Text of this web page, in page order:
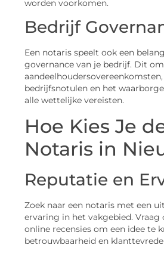
worden voorkomen.
Bedrijf
Een notaris speelt ook een
governance van je bedrijf. Dit
bedrijfsnotulen en het
alle wettelijke vereisten.
Hoe Kies Je
Notaris in
Reputatie en
Zoek naar een notaris met een
ervaring in het vakgebied. Vraag
online recensies om een idee te
betrouwbaarheid en